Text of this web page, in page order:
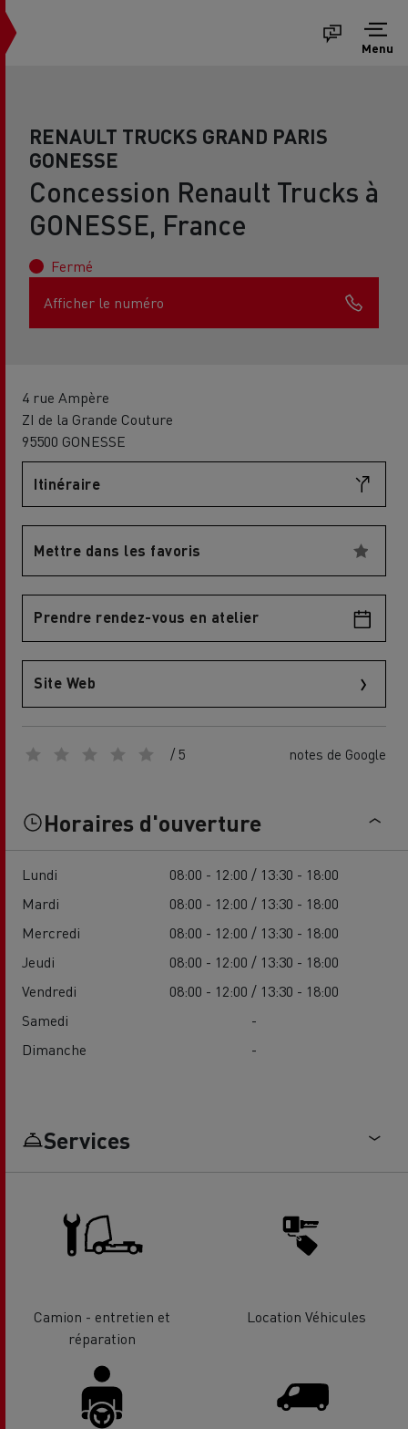
Menu
RENAULT TRUCKS GRAND PARIS
GONESSE
Concession Renault Trucks à
GONESSE, France
Fermé
Afficher le numéro
4 rue Ampère
ZI de la Grande Couture
95500 GONESSE
Itinéraire
Mettre dans les favoris
Prendre rendez-vous en atelier
Site Web
/ 5 notes de Google
Horaires d'ouverture
Lundi
08:00 - 12:00 / 13:30 - 18:00
Mardi
08:00 - 12:00 / 13:30 - 18:00
Mercredi
08:00 - 12:00 / 13:30 - 18:00
Jeudi
08:00 - 12:00 / 13:30 - 18:00
Vendredi
08:00 - 12:00 / 13:30 - 18:00
Samedi
-
Dimanche
-
Services
Camion - entretien et
réparation
Location Véhicules